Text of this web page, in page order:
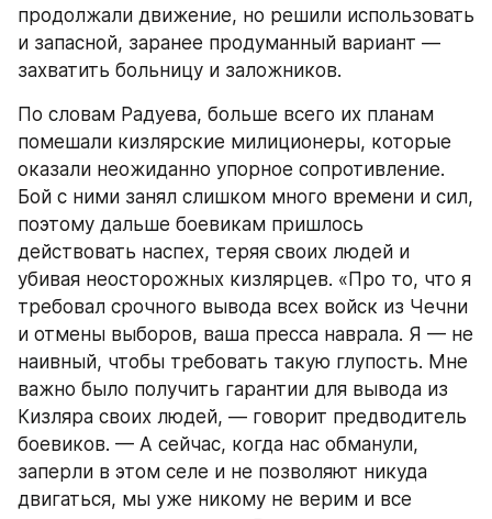
продолжали движение, но решили использовать
и запасной, заранее продуманный вариант —
захватить больницу и заложников.
По словам Радуева, больше всего их планам
помешали кизлярские милиционеры, которые
оказали неожиданно упорное сопротивление.
Бой с ними занял слишком много времени и сил,
поэтому дальше боевикам пришлось
действовать наспех, теряя своих людей и
убивая неосторожных кизлярцев. «Про то, что я
требовал срочного вывода всех войск из Чечни
и отмены выборов, ваша пресса наврала. Я — не
наивный, чтобы требовать такую глупость. Мне
важно было получить гарантии для вывода из
Кизляра своих людей, — говорит предводитель
боевиков. — А сейчас, когда нас обманули,
заперли в этом селе и не позволяют никуда
двигаться, мы уже никому не верим и все